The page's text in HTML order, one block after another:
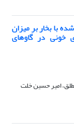
با بخار بر میزان
خونی در گاوهای
امیر حسین خلت